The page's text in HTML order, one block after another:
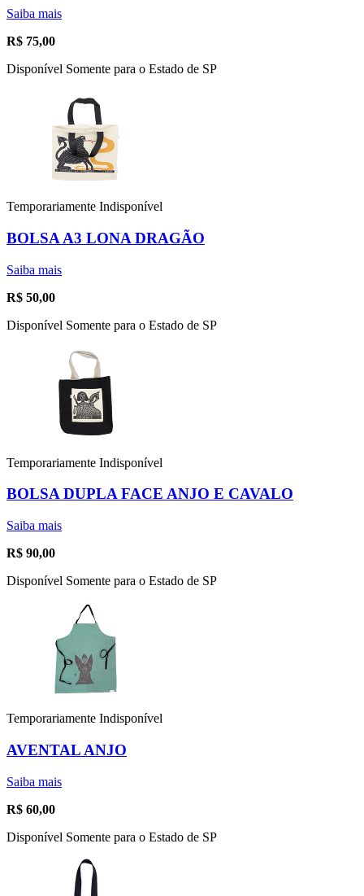
Saiba mais
R$ 75,00
Disponível Somente para o Estado de SP
Temporariamente Indisponível
BOLSA A3 LONA DRAGÃO
Saiba mais
R$ 50,00
Disponível Somente para o Estado de SP
Temporariamente Indisponível
BOLSA DUPLA FACE ANJO E CAVALO
Saiba mais
R$ 90,00
Disponível Somente para o Estado de SP
Temporariamente Indisponível
AVENTAL ANJO
Saiba mais
R$ 60,00
Disponível Somente para o Estado de SP